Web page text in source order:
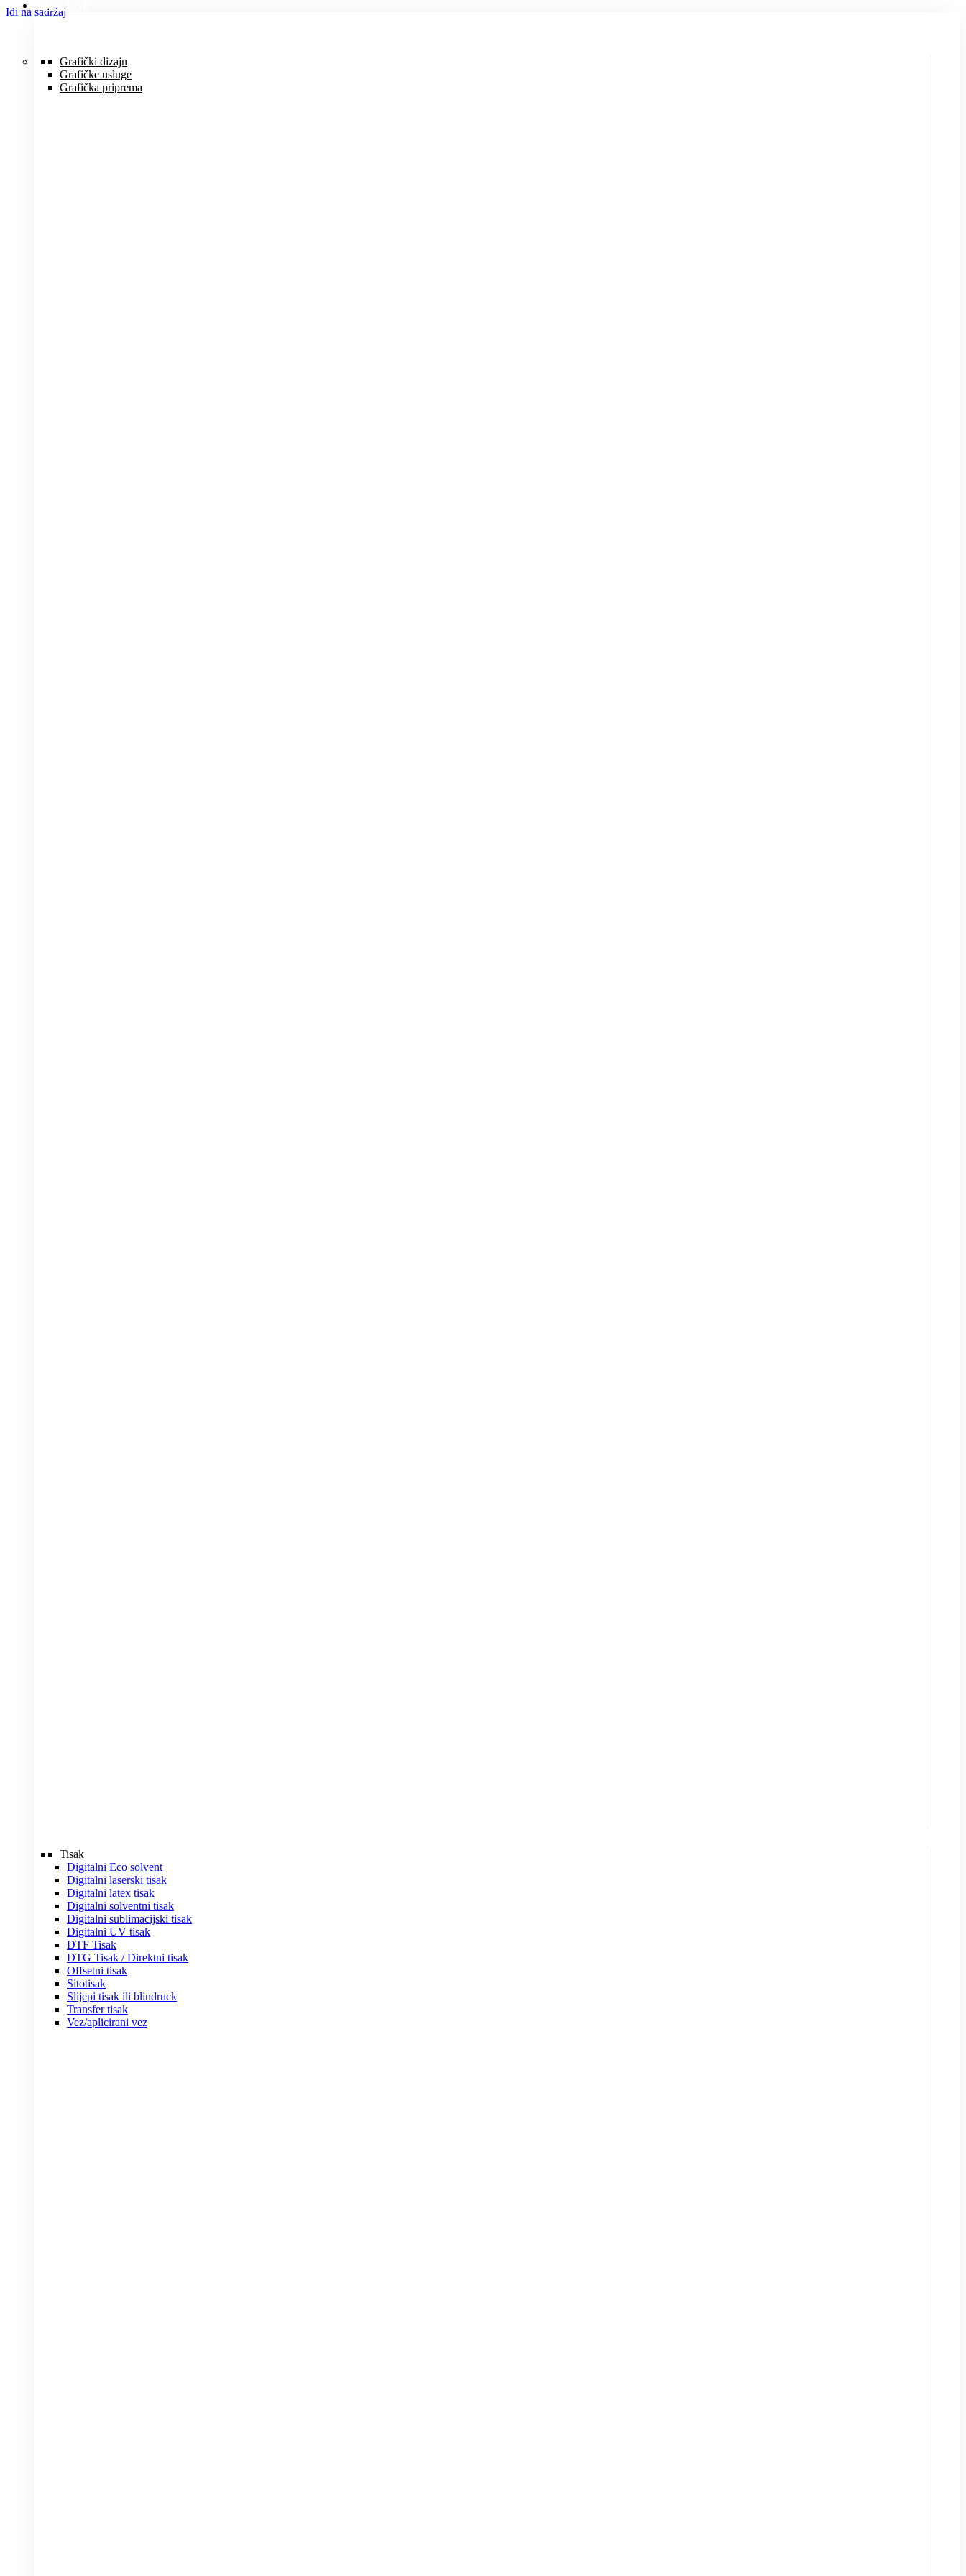
Idi na sadržajUSLUGE
Grafički dizajn
Grafičke usluge
Grafička priprema
Tisak
Digitalni Eco solvent
Digitalni laserski tisak
Digitalni latex tisak
Digitalni solventni tisak
Digitalni sublimacijski tisak
Digitalni UV tisak
DTF Tisak
DTG Tisak / Direktni tisak
Offsetni tisak
Sitotisak
Slijepi tisak ili blindruck
Transfer tisak
Vez/aplicirani vez